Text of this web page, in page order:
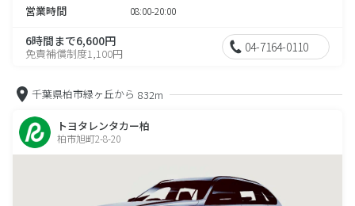
営業時間 08:00-20:00
6時間まで6,600円
免責補償制度1,100円 04-7164-0110
千葉県柏市緑ヶ丘から 832m
トヨタレンタカー柏
柏市旭町2-8-20